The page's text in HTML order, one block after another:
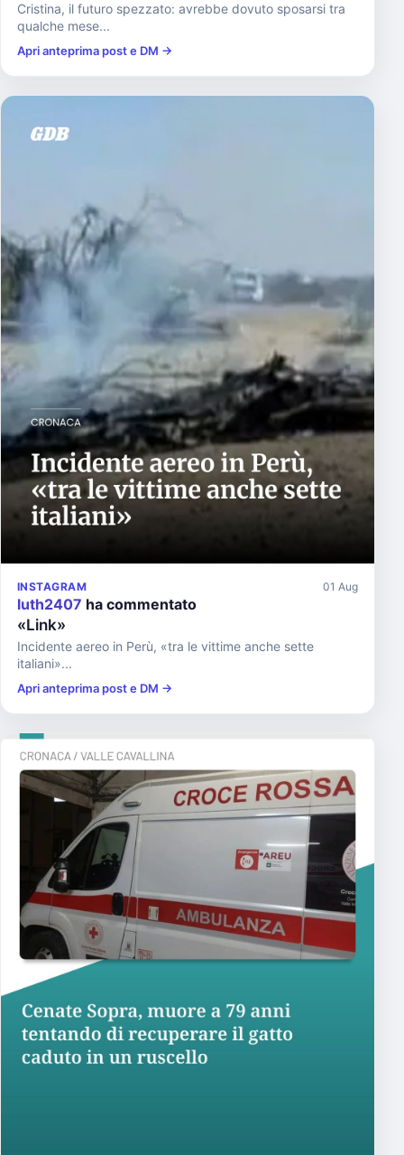
Cristina, il futuro spezzato: avrebbe dovuto sposarsi tra
qualche mese...
Apri anteprima post e DM →
INSTAGRAM 01 Aug
luth2407 ha commentato
«Link»
Incidente aereo in Perù, «tra le vittime anche sette
italiani»...
Apri anteprima post e DM →